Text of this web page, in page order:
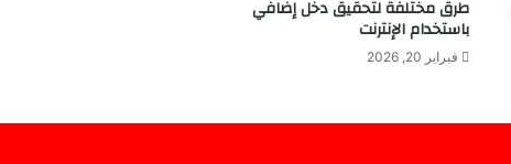
طرق مختلفة لتحقيق دخل إضافي
باستخدام الإنترنت
فبراير 20, 2026